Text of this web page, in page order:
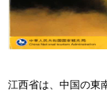
江西省は、中国の東